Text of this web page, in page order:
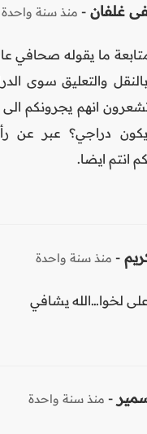
غلفان - منذ سنة واحدة
ما يقوله صحافي
والتعليق سوى
تشعرون انهم يجرونكم
دراجي؟ عبر عن
ايضا.
- منذ سنة واحدة
لخوا…الله يشافي
- منذ سنة واحدة